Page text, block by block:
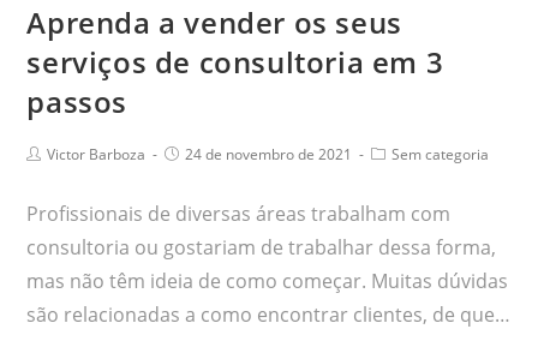
Aprenda a vender os seus
serviços de consultoria em 3
passos
Victor Barboza 24 de novembro de 2021 Sem categoria
Profissionais de diversas áreas trabalham com
consultoria ou gostariam de trabalhar dessa forma,
mas não têm ideia de como começar. Muitas dúvidas
são relacionadas a como encontrar clientes, de que…